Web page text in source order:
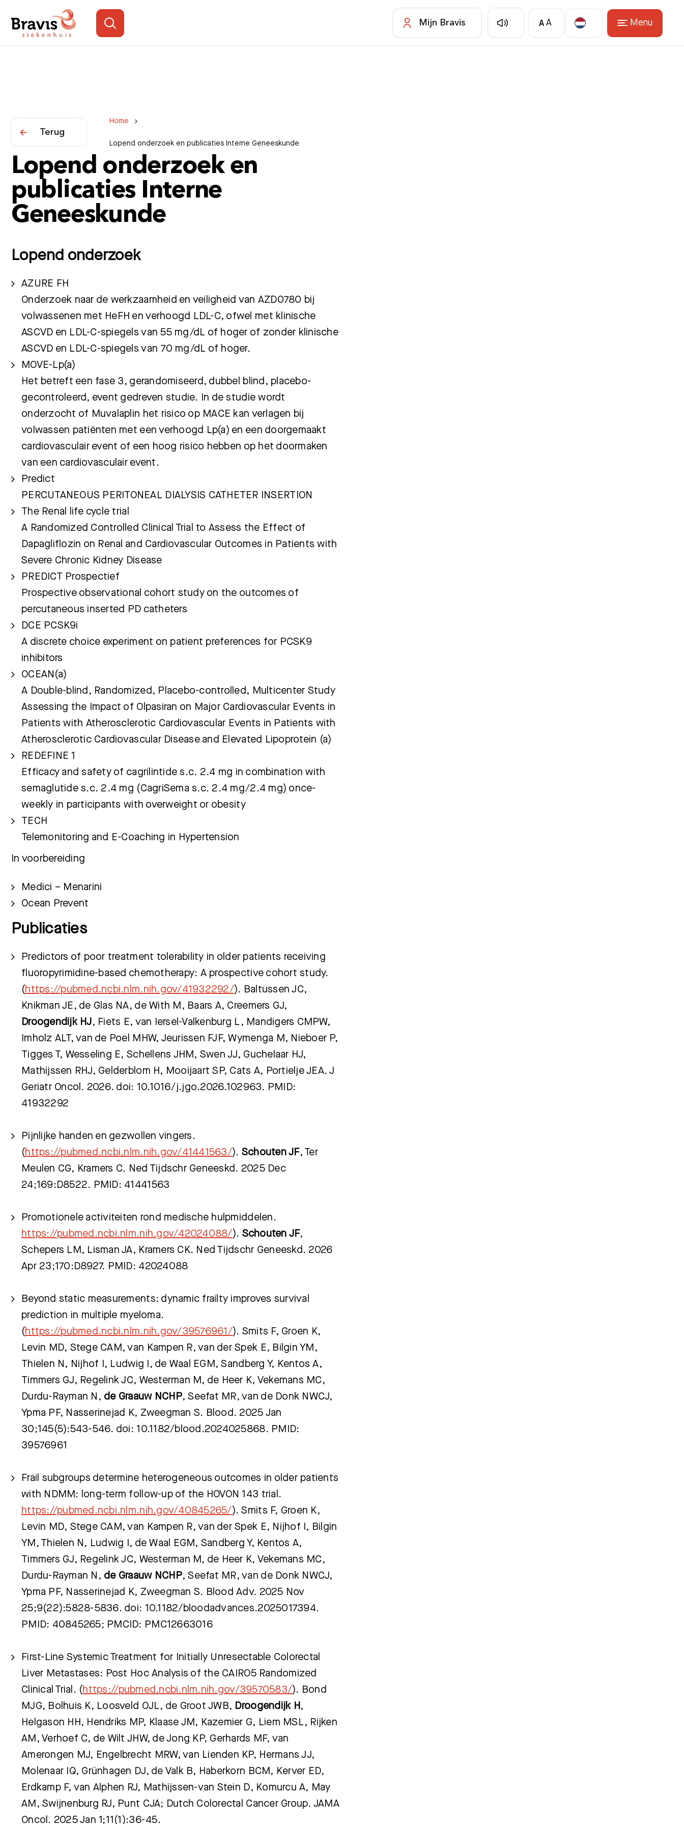
Mijn Bravis A A Menu
Meest gezocht: Bezoektijden
Home
Lopend onderzoek en publicaties Interne Geneeskunde
Terug
Lopend onderzoek en
publicaties Interne
Geneeskunde
Lopend onderzoek
AZURE FH
Onderzoek naar de werkzaamheid en veiligheid van AZD0780 bij
volwassenen met HeFH en verhoogd LDL-C, ofwel met klinische
ASCVD en LDL-C-spiegels van 55 mg/dL of hoger of zonder klinische
ASCVD en LDL-C-spiegels van 70 mg/dL of hoger.
MOVE-Lp(a)
Het betreft een fase 3, gerandomiseerd, dubbel blind, placebo-
gecontroleerd, event gedreven studie. In de studie wordt
onderzocht of Muvalaplin het risico op MACE kan verlagen bij
volwassen patiënten met een verhoogd Lp(a) en een doorgemaakt
cardiovasculair event of een hoog risico hebben op het doormaken
van een cardiovasculair event.
Predict
PERCUTANEOUS PERITONEAL DIALYSIS CATHETER INSERTION
The Renal life cycle trial
A Randomized Controlled Clinical Trial to Assess the Effect of
Dapagliflozin on Renal and Cardiovascular Outcomes in Patients with
Severe Chronic Kidney Disease
PREDICT Prospectief
Prospective observational cohort study on the outcomes of
percutaneous inserted PD catheters
DCE PCSK9i
A discrete choice experiment on patient preferences for PCSK9
inhibitors
OCEAN(a)
A Double-blind, Randomized, Placebo-controlled, Multicenter Study
Assessing the Impact of Olpasiran on Major Cardiovascular Events in
Patients with Atherosclerotic Cardiovascular Events in Patients with
Atherosclerotic Cardiovascular Disease and Elevated Lipoprotein (a)
REDEFINE 1
Efficacy and safety of cagrilintide s.c. 2.4 mg in combination with
semaglutide s.c. 2.4 mg (CagriSema s.c. 2.4 mg/2.4 mg) once-
weekly in participants with overweight or obesity
TECH
Telemonitoring and E-Coaching in Hypertension
In voorbereiding
Medici – Menarini
Ocean Prevent
Publicaties
Predictors of poor treatment tolerability in older patients receiving
fluoropyrimidine-based chemotherapy: A prospective cohort study.
(https://pubmed.ncbi.nlm.nih.gov/41932292/). Baltussen JC,
Knikman JE, de Glas NA, de With M, Baars A, Creemers GJ,
Droogendijk HJ, Fiets E, van Iersel-Valkenburg L, Mandigers CMPW,
Imholz ALT, van de Poel MHW, Jeurissen FJF, Wymenga M, Nieboer P,
Tigges T, Wesseling E, Schellens JHM, Swen JJ, Guchelaar HJ,
Mathijssen RHJ, Gelderblom H, Mooijaart SP, Cats A, Portielje JEA. J
Geriatr Oncol. 2026. doi: 10.1016/j.jgo.2026.102963. PMID:
41932292
Pijnlijke handen en gezwollen vingers.
(https://pubmed.ncbi.nlm.nih.gov/41441563/). Schouten JF, Ter
Meulen CG, Kramers C. Ned Tijdschr Geneeskd. 2025 Dec
24;169:D8522. PMID: 41441563
Promotionele activiteiten rond medische hulpmiddelen.
https://pubmed.ncbi.nlm.nih.gov/42024088/). Schouten JF,
Schepers LM, Lisman JA, Kramers CK. Ned Tijdschr Geneeskd. 2026
Apr 23;170:D8927. PMID: 42024088
Beyond static measurements: dynamic frailty improves survival
prediction in multiple myeloma.
(https://pubmed.ncbi.nlm.nih.gov/39576961/). Smits F, Groen K,
Levin MD, Stege CAM, van Kampen R, van der Spek E, Bilgin YM,
Thielen N, Nijhof I, Ludwig I, de Waal EGM, Sandberg Y, Kentos A,
Timmers GJ, Regelink JC, Westerman M, de Heer K, Vekemans MC,
Durdu-Rayman N, de Graauw NCHP, Seefat MR, van de Donk NWCJ,
Ypma PF, Nasserinejad K, Zweegman S. Blood. 2025 Jan
30;145(5):543-546. doi: 10.1182/blood.2024025868. PMID:
39576961
Frail subgroups determine heterogeneous outcomes in older patients
with NDMM: long-term follow-up of the HOVON 143 trial.
https://pubmed.ncbi.nlm.nih.gov/40845265/). Smits F, Groen K,
Levin MD, Stege CAM, van Kampen R, van der Spek E, Nijhof I, Bilgin
YM, Thielen N, Ludwig I, de Waal EGM, Sandberg Y, Kentos A,
Timmers GJ, Regelink JC, Westerman M, de Heer K, Vekemans MC,
Durdu-Rayman N, de Graauw NCHP, Seefat MR, van de Donk NWCJ,
Ypma PF, Nasserinejad K, Zweegman S. Blood Adv. 2025 Nov
25;9(22):5828-5836. doi: 10.1182/bloodadvances.2025017394.
PMID: 40845265; PMCID: PMC12663016
First-Line Systemic Treatment for Initially Unresectable Colorectal
Liver Metastases: Post Hoc Analysis of the CAIRO5 Randomized
Clinical Trial. (https://pubmed.ncbi.nlm.nih.gov/39570583/). Bond
MJG, Bolhuis K, Loosveld OJL, de Groot JWB, Droogendijk H,
Helgason HH, Hendriks MP, Klaase JM, Kazemier G, Liem MSL, Rijken
AM, Verhoef C, de Wilt JHW, de Jong KP, Gerhards MF, van
Amerongen MJ, Engelbrecht MRW, van Lienden KP, Hermans JJ,
Molenaar IQ, Grünhagen DJ, de Valk B, Haberkorn BCM, Kerver ED,
Erdkamp F, van Alphen RJ, Mathijssen-van Stein D, Komurcu A, May
AM, Swijnenburg RJ, Punt CJA; Dutch Colorectal Cancer Group. JAMA
Oncol. 2025 Jan 1;11(1):36-45.